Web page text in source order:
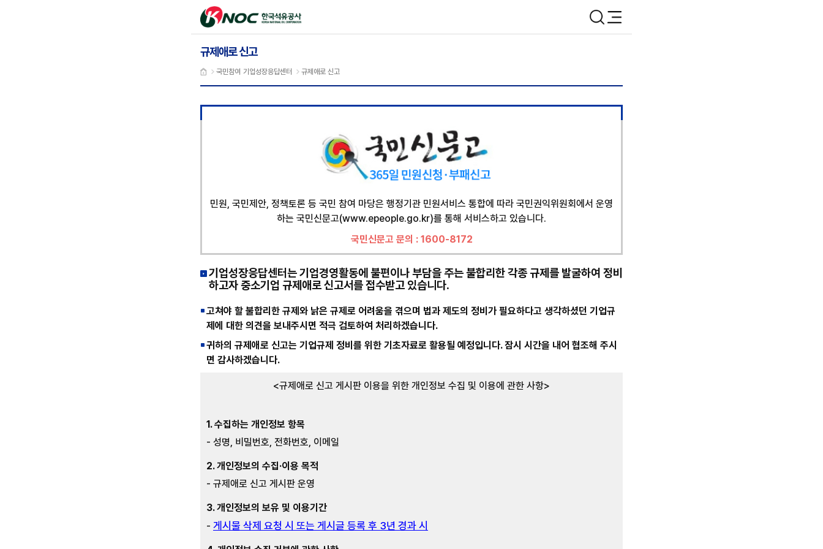
한국석유공사 검색 메뉴
규제애로 신고
국민참여 기업성장응답센터 규제애로 신고
민원, 국민제안, 정책토론 등 국민 참여 마당은 행정기관 민원서비스 통합에 따라 국민권익위원회에서 운영
하는 국민신문고(www.epeople.go.kr)를 통해 서비스하고 있습니다.
국민신문고 문의 : 1600-8172
기업성장응답센터는 기업경영활동에 불편이나 부담을 주는 불합리한 각종 규제를 발굴하여 정비
하고자 중소기업 규제애로 신고서를 접수받고 있습니다.
고쳐야 할 불합리한 규제와 낡은 규제로 어려움을 겪으며 법과 제도의 정비가 필요하다고 생각하셨던 기업규
제에 대한 의견을 보내주시면 적극 검토하여 처리하겠습니다.
귀하의 규제애로 신고는 기업규제 정비를 위한 기초자료로 활용될 예정입니다. 잠시 시간을 내어 협조해 주시
면 감사하겠습니다.
<규제애로 신고 게시판 이용을 위한 개인정보 수집 및 이용에 관한 사항>
1. 수집하는 개인정보 항목
- 성명, 비밀번호, 전화번호, 이메일
2. 개인정보의 수집·이용 목적
- 규제애로 신고 게시판 운영
3. 개인정보의 보유 및 이용기간
- 게시물 삭제 요청 시 또는 게시글 등록 후 3년 경과 시